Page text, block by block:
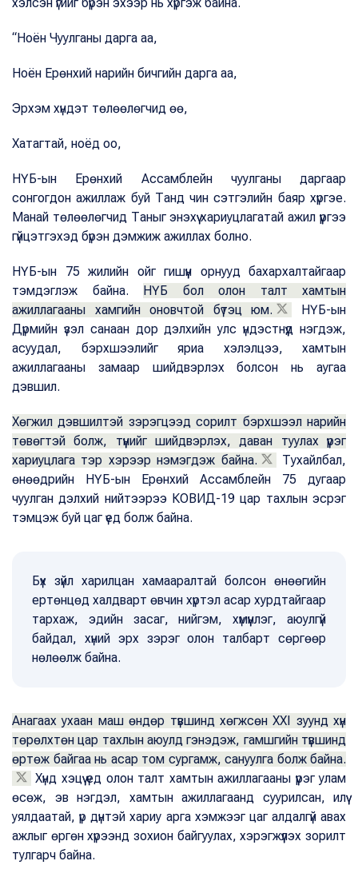
“Ноён Чуулганы дарга аа,
Ноён Ерөнхий нарийн бичгийн дарга аа,
Эрхэм хүндэт төлөөлөгчид өө,
Хатагтай, ноёд оо,
НҮБ-ын Ерөнхий Ассамблейн чуулганы даргаар
сонгогдон ажиллаж буй Танд чин сэтгэлийн баяр хүргэе.
Манай төлөөлөгчид Таныг энэхүү хариуцлагатай ажил үүргээ
гүйцэтгэхэд бүрэн дэмжиж ажиллах болно.
НҮБ-ын 75 жилийн ойг гишүүн орнууд бахархалтайгаар
тэмдэглэж байна. НҮБ бол олон талт хамтын
ажиллагааны хамгийн оновчтой бүтэц юм.
НҮБ-ын
Дүрмийн үзэл санаан дор дэлхийн улс үндэстнүүд нэгдэж,
асуудал, бэрхшээлийг яриа хэлэлцээ, хамтын
ажиллагааны замаар шийдвэрлэх болсон нь аугаа
дэвшил.
Хөгжил дэвшилтэй зэрэгцээд сорилт бэрхшээл нарийн
төвөгтэй болж, түүнийг шийдвэрлэх, даван туулах үүрэг
хариуцлага тэр хэрээр нэмэгдэж байна.
Тухайлбал,
өнөөдрийн НҮБ-ын Ерөнхий Ассамблейн 75 дугаар
чуулган дэлхий нийтээрээ КОВИД-19 цар тахлын эсрэг
тэмцэж буй цаг үед болж байна.
Бүх зүйл харилцан хамааралтай болсон өнөөгийн
ертөнцөд халдварт өвчин хүртэл асар хурдтайгаар
тархаж, эдийн засаг, нийгэм, хүмүүнлэг, аюулгүй
байдал, хүний эрх зэрэг олон талбарт сөргөөр
нөлөөлж байна.
Анагаах ухаан маш өндөр түвшинд хөгжсөн XXI зуунд хүн
төрөлхтөн цар тахлын аюулд гэнэдэж, гамшгийн түвшинд
өртөж байгаа нь асар том сургамж, сануулга болж байна.
Хүнд хэцүү үед олон талт хамтын ажиллагааны үүрэг улам
өсөж, эв нэгдэл, хамтын ажиллагаанд суурилсан, илүү
уялдаатай, үр дүнтэй хариу арга хэмжээг цаг алдалгүй авах
ажлыг өргөн хүрээнд зохион байгуулах, хэрэгжүүлэх зорилт
тулгарч байна.